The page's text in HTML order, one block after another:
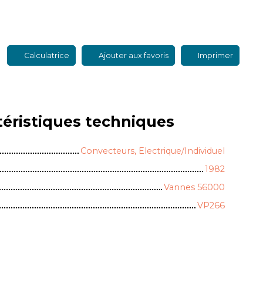
Calculatrice Ajouter aux favoris Imprimer
techniques
Convecteurs, Electrique/Individuel
1982
Vannes 56000
VP266